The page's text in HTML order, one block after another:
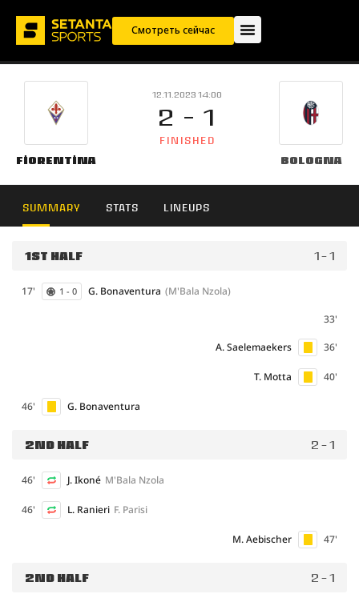
Смотреть сейчас
Fiorentina
12.11.2023 14:00
2 - 1
FINISHED
Bologna
SUMMARY STATS LINEUPS
1ST HALF 1 - 1
17' 1 - 0 G. Bonaventura (M'Bala Nzola)
33'
36'
A. Saelemaekers
40'
T. Motta
46' G. Bonaventura
2ND HALF 2 - 1
46' J. Ikoné M'Bala Nzola
46' L. Ranieri F. Parisi
47'
M. Aebischer
2ND HALF 2 - 1